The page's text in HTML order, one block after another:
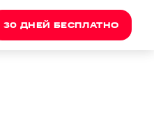
30 ДНЕЙ БЕСПЛАТНО